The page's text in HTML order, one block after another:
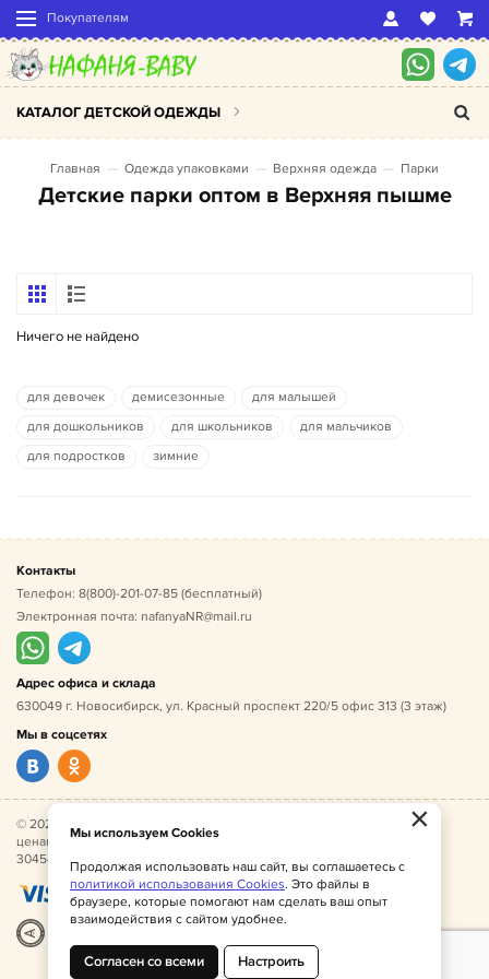
Покупателям
КАТАЛОГ ДЕТСКОЙ ОДЕЖДЫ
Главная Одежда упаковками Верхняя одежда Парки
Детские парки оптом в Верхняя пышме
Ничего не найдено
для девочек демисезонные
для малышей
для дошкольников
для школьников
для мальчиков
для подростков
зимние
Контакты
Телефон: 8(800)-201-07-85 (бесплатный)
Электронная почта: nafanyaNR@mail.ru
Адрес офиса и склада
630049 г. Новосибирск, ул. Красный проспект 220/5 офис 313 (3 этаж)
Мы в соцсетях
© 2026 Нафаня — оптовые поставки детской одежды по
ценам производителя. ИНН 541005493544, ОГРН
304541027500052.
×
Мы используем Cookies
Продолжая использовать наш сайт, вы соглашаетесь с
политикой использования Cookies. Это файлы в
браузере, которые помогают нам сделать ваш опыт
взаимодействия с сайтом удобнее.
Согласен со всеми Настроить